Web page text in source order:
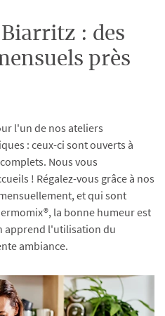
: des
près
l'un de nos ateliers
: ceux-ci sont ouverts à
Nous vous
! Régalez-vous grâce à nos
et qui sont
la bonne humeur est
apprend l'utilisation du
ambiance.